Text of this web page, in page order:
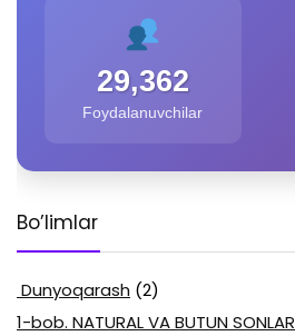
29,362
Foydalanuvchilar
Bo’limlar
Dunyoqarash (2)
1-bob. NATURAL VA BUTUN SONLAR